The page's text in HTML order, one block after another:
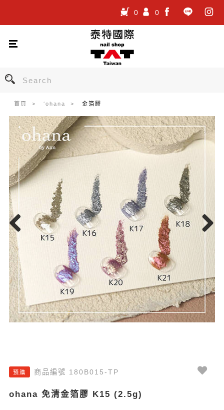
0
0
首頁 ‘ohana 金箔膠
Previous Next
預購 商品編號 180B015-TP
ohana 免清金箔膠 K15 (2.5g)